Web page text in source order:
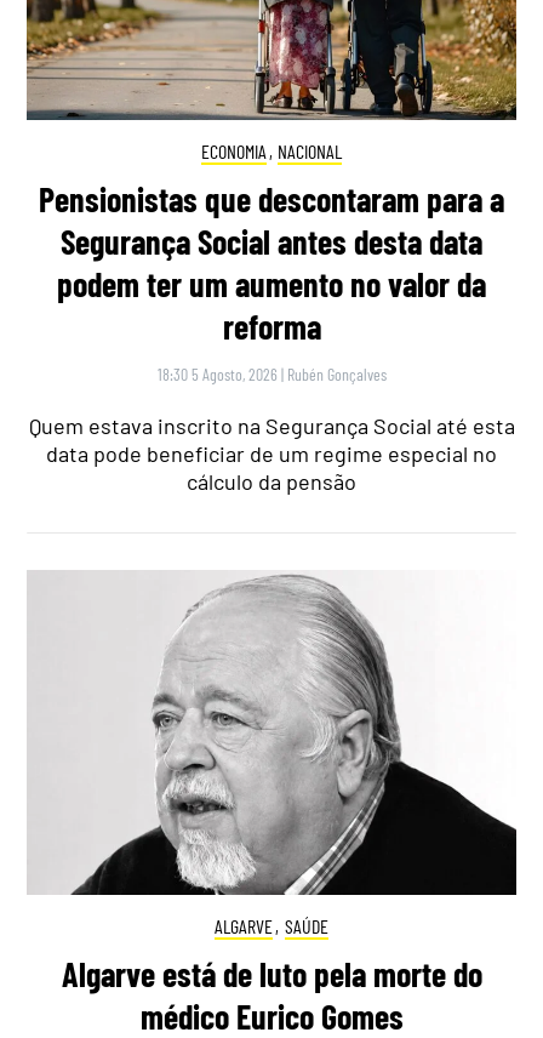
ECONOMIA , NACIONAL
Pensionistas que descontaram para a
Segurança Social antes desta data
podem ter um aumento no valor da
reforma
18:30 5 Agosto, 2026 | Rubén Gonçalves
Quem estava inscrito na Segurança Social até esta
data pode beneficiar de um regime especial no
cálculo da pensão
ALGARVE, SAÚDE
Algarve está de luto pela morte do
médico Eurico Gomes